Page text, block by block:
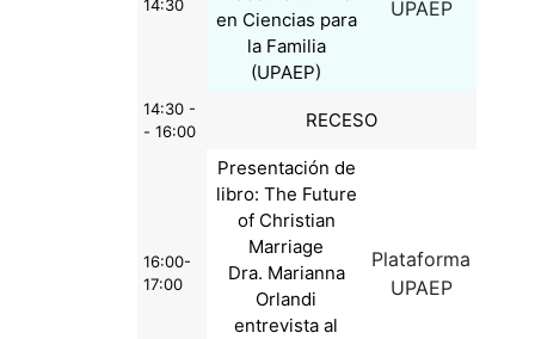
14:30
en Ciencias para
la Familia
(UPAEP)
UPAEP
14:30 -
- 16:00
RECESO
16:00-
17:00
Presentación de
libro: The Future
of Christian
Marriage
Dra. Marianna
Orlandi
entrevista al
Plataforma
UPAEP